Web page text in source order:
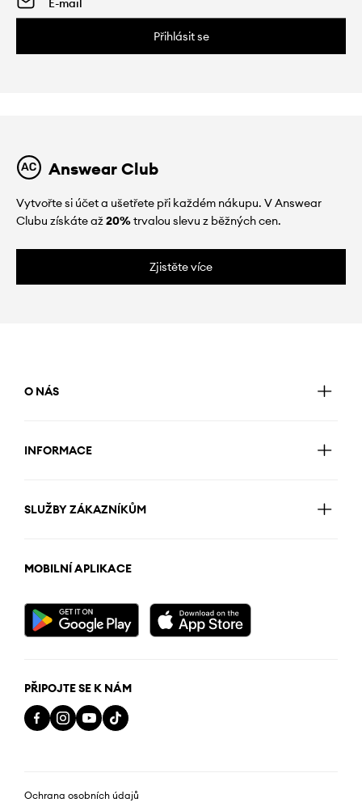
Přihlásit se
Answear Club
Vytvořte si účet a ušetřete při každém nákupu. V Answear
Clubu získáte až20%trvalou slevu z běžných cen.
Zjistěte více
O NÁS
INFORMACE
SLUŽBY ZÁKAZNÍKŮM
MOBILNÍ APLIKACE
PŘIPOJTE SE K NÁM
Ochrana osobních údajů